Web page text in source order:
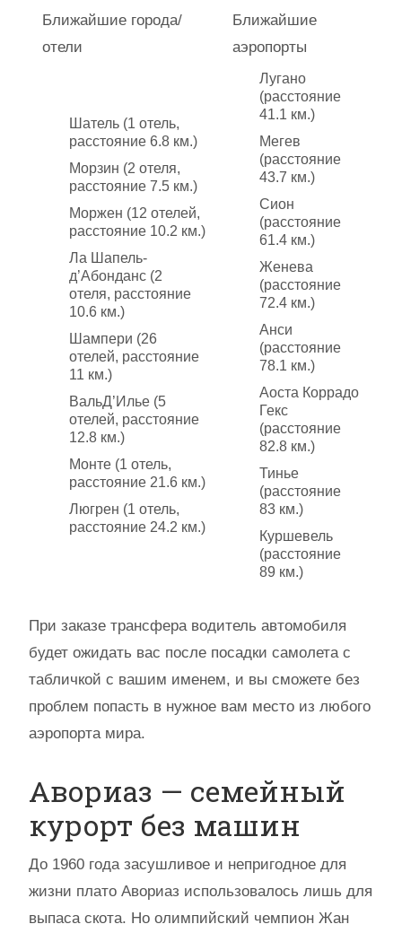
Ближайшие города/
отели
Ближайшие
аэропорты
Шатель (1 отель,
расстояние 6.8 км.)
Морзин (2 отеля,
расстояние 7.5 км.)
Моржен (12 отелей,
расстояние 10.2 км.)
Ла Шапель-
д’Абонданс (2
отеля, расстояние
10.6 км.)
Шампери (26
отелей, расстояние
11 км.)
ВальД’Илье (5
отелей, расстояние
12.8 км.)
Монте (1 отель,
расстояние 21.6 км.)
Люгрен (1 отель,
расстояние 24.2 км.)
Лугано
(расстояние
41.1 км.)
Мегев
(расстояние
43.7 км.)
Сион
(расстояние
61.4 км.)
Женева
(расстояние
72.4 км.)
Анси
(расстояние
78.1 км.)
Аоста Коррадо
Гекс
(расстояние
82.8 км.)
Тинье
(расстояние
83 км.)
Куршевель
(расстояние
89 км.)
При заказе трансфера водитель автомобиля
будет ожидать вас после посадки самолета с
табличкой с вашим именем, и вы сможете без
проблем попасть в нужное вам место из любого
аэропорта мира.
Авориаз — семейный
курорт без машин
До 1960 года засушливое и непригодное для
жизни плато Авориаз использовалось лишь для
выпаса скота. Но олимпийский чемпион Жан